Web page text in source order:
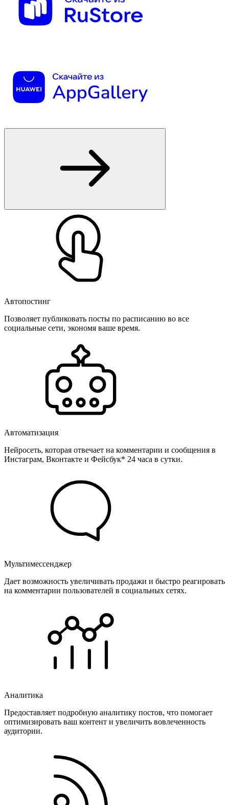
Автопостинг
Позволяет публиковать посты по расписанию во все
социальные сети, экономя ваше время.
Автоматизация
Нейросеть, которая отвечает на комментарии и сообщения в
Инстаграм, Вконтакте и Фейсбук* 24 часа в сутки.
Мультимессенджер
Дает возможность увеличивать продажи и быстро реагировать
на комментарии пользователей в социальных сетях.
Аналитика
Предоставляет подробную аналитику постов, что помогает
оптимизировать ваш контент и увеличить вовлеченность
аудитории.